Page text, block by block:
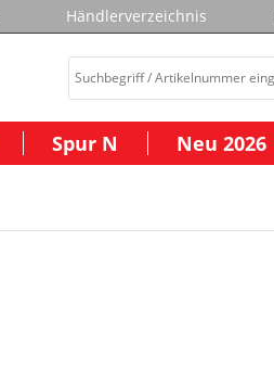
Händlerverzeichnis
Spur N Neu 2026